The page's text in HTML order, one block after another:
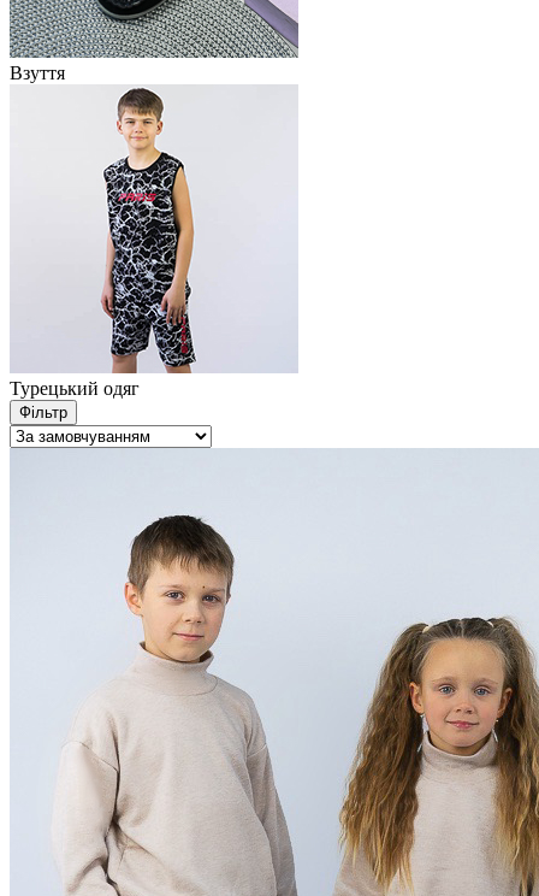
Взуття
Турецький одяг
Фільтр